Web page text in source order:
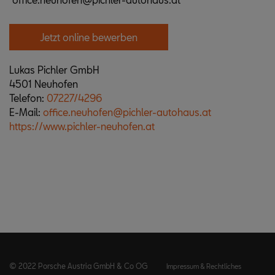
Jetzt online bewerben
Lukas Pichler GmbH
4501 Neuhofen
Telefon: 07227/4296
E-Mail: office.neuhofen@pichler-autohaus.at
https://www.pichler-neuhofen.at
© 2022 Porsche Austria GmbH & Co OG
Impressum & Rechtliches